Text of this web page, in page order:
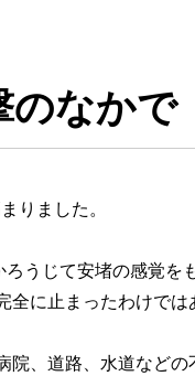
のなかで
りました。
うじて安堵の感覚
に止まったわけで
、道路、水道など